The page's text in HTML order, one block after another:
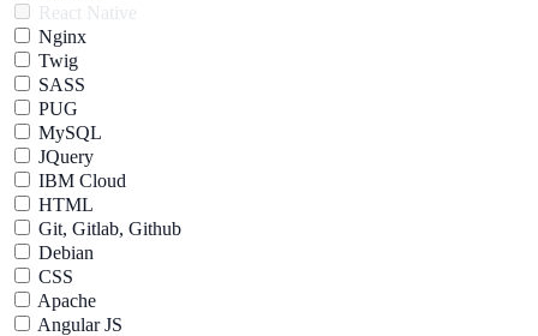
React Native
Nginx
Twig
SASS
PUG
MySQL
JQuery
IBM Cloud
HTML
Git, Gitlab, Github
Debian
CSS
Apache
Angular JS